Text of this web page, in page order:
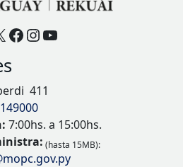
Facebook
Instagram
YouTube
411
7:00hs. a 15:00hs.
(hasta 15MB):